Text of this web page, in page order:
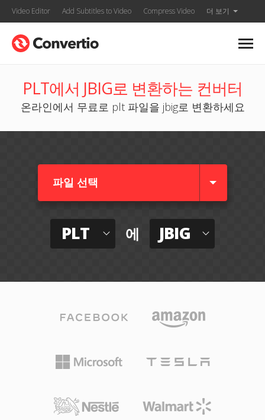
Video Editor Add Subtitles to Video Compress Video 더 보기
PLT에서 JBIG로 변환하는 컨버터
온라인에서 무료로 plt 파일을 jbig로 변환하세요
파일 선택
PLT 에 JBIG